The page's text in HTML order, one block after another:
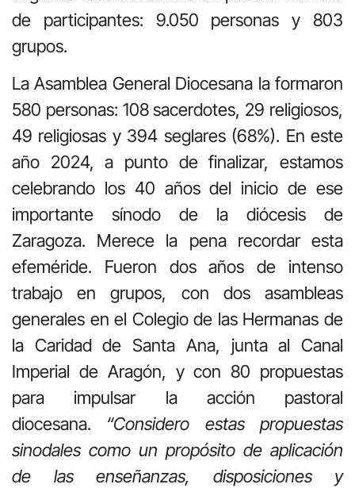
de participantes: 9.050 personas y 803
grupos.
La Asamblea General Diocesana la formaron
580 personas: 108 sacerdotes, 29 religiosos,
49 religiosas y 394 seglares (68%). En este
año 2024, a punto de finalizar, estamos
celebrando los 40 años del inicio de ese
importante sínodo de la diócesis de
Zaragoza. Merece la pena recordar esta
efeméride. Fueron dos años de intenso
trabajo en grupos, con dos asambleas
generales en el Colegio de las Hermanas de
la Caridad de Santa Ana, junta al Canal
Imperial de Aragón, y con 80 propuestas
para impulsar la acción pastoral
diocesana. “Considero estas propuestas
sinodales como un propósito de aplicación
de las enseñanzas, disposiciones y